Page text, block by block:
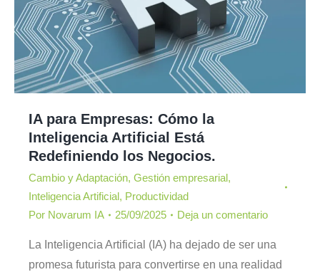
IA para Empresas: Cómo la
Inteligencia Artificial Está
Redefiniendo los Negocios.
Cambio y Adaptación, Gestión empresarial,
Inteligencia Artificial, Productividad
Por Novarum IA 25/09/2025 Deja un comentario
La Inteligencia Artificial (IA) ha dejado de ser una
promesa futurista para convertirse en una realidad